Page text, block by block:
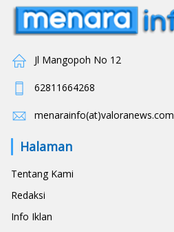
Jl Mangopoh No 12
62811664268
menarainfo(at)valoranews.com
Halaman
Tentang Kami
Redaksi
Info Iklan